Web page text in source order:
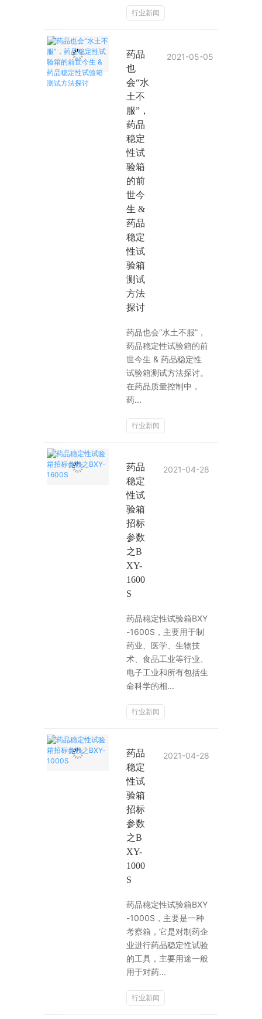
行业新闻
药品
也
会“水
土不
服”，
药品
稳定
性试
验箱
的前
世今
生 &
药品
稳定
性试
验箱
测试
方法
探讨​
2021-05-05
药品也会“水土不服”，
药品稳定性试验箱的前
世今生 & 药品稳定性
试验箱测试方法探讨​。
在药品质量控制中，
药...
行业新闻
药品
稳定
性试
验箱
招标
参数
之B
XY-
1600
S
2021-04-28
药品稳定性试验箱BXY
-1600S，主要用于制
药业、医学、生物技
术、食品工业等行业、
电子工业和所有包括生
命科学的相...
行业新闻
药品
稳定
性试
验箱
招标
参数
之B
XY-
1000
S
2021-04-28
药品稳定性试验箱BXY
-1000S，主要是一种
考察箱，它是对制药企
业进行药品稳定性试验
的工具，主要用途一般
用于对药...
行业新闻